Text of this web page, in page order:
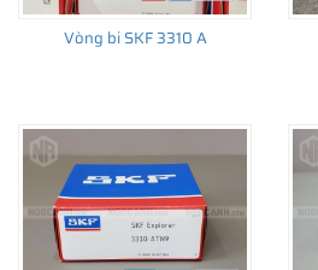
Vòng bi SKF 3310 A